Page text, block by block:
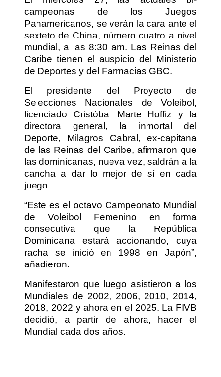
campeonas de los Juegos
Panamericanos, se verán la cara ante el
sexteto de China, número cuatro a nivel
mundial, a las 8:30 am. Las Reinas del
Caribe tienen el auspicio del Ministerio
de Deportes y del Farmacias GBC.
El presidente del Proyecto de
Selecciones Nacionales de Voleibol,
licenciado Cristóbal Marte Hoffiz y la
directora general, la inmortal del
Deporte, Milagros Cabral, ex-capitana
de las Reinas del Caribe, afirmaron que
las dominicanas, nueva vez, saldrán a la
cancha a dar lo mejor de sí en cada
juego.
“Este es el octavo Campeonato Mundial
de Voleibol Femenino en forma
consecutiva que la República
Dominicana estará accionando, cuya
racha se inició en 1998 en Japón”,
añadieron.
Manifestaron que luego asistieron a los
Mundiales de 2002, 2006, 2010, 2014,
2018, 2022 y ahora en el 2025. La FIVB
decidió, a partir de ahora, hacer el
Mundial cada dos años.